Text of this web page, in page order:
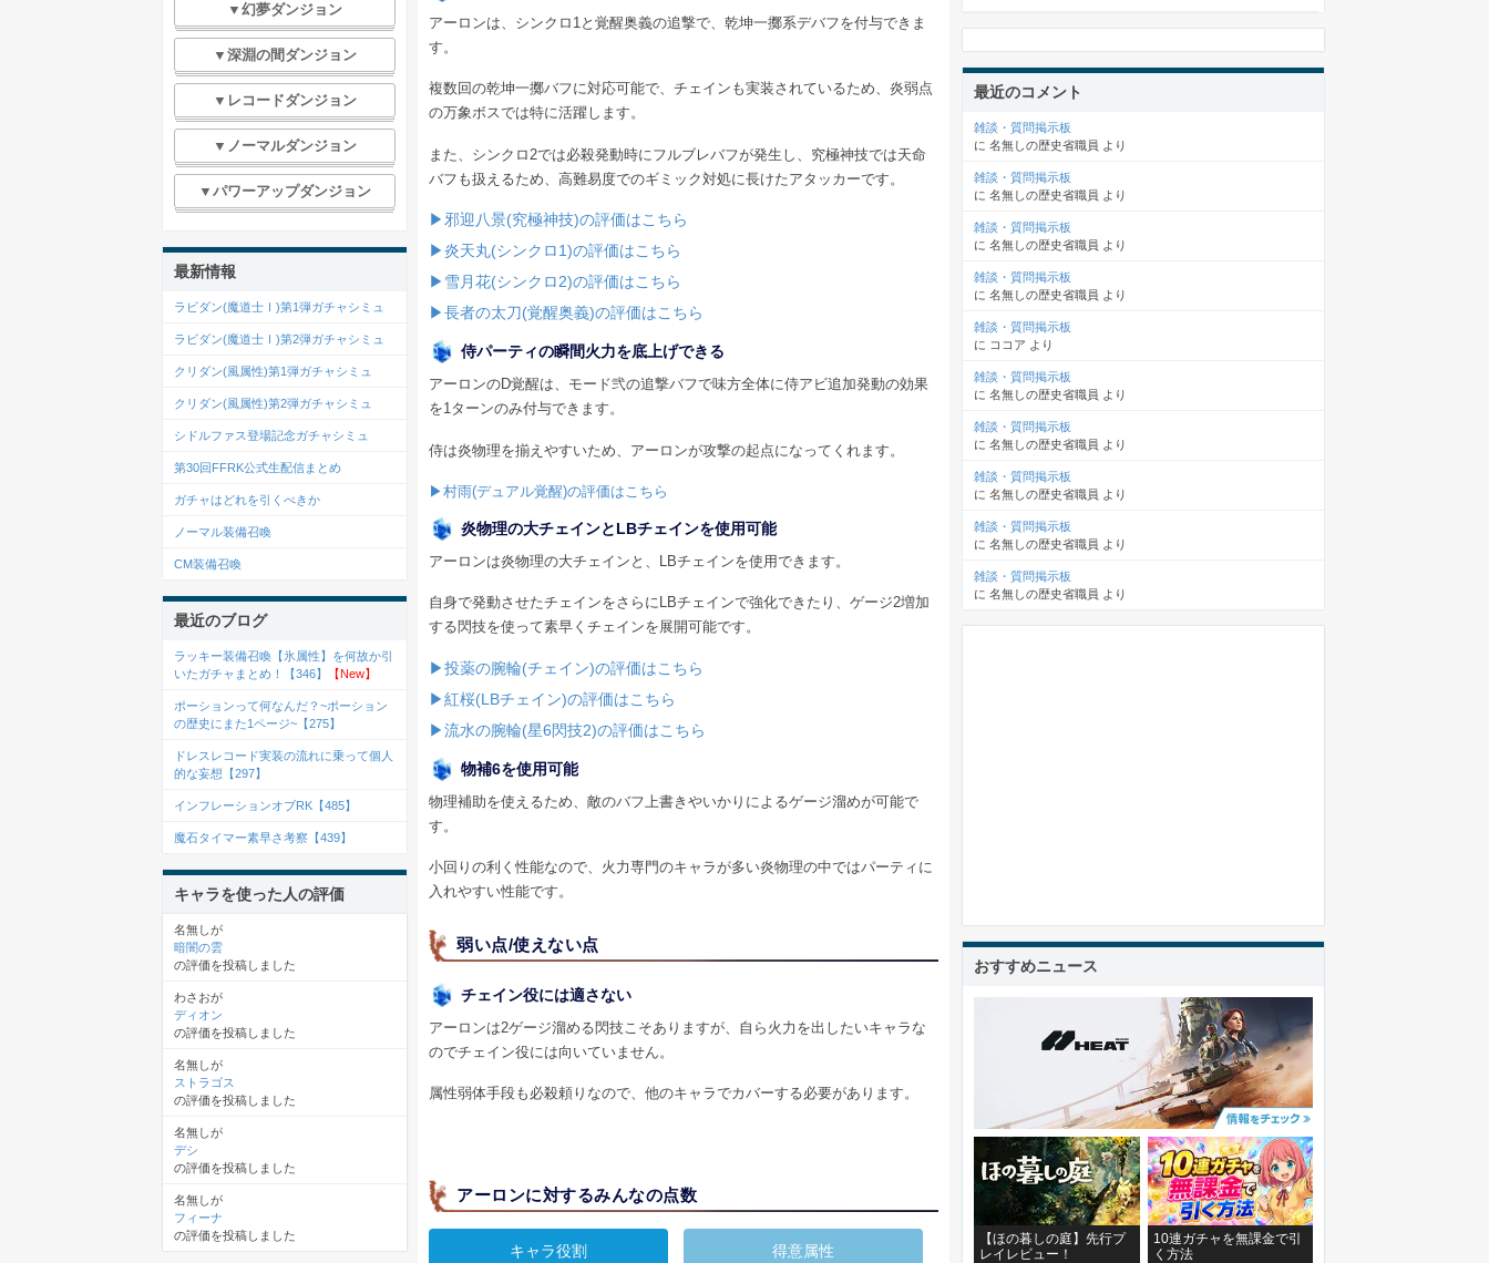
アーロンは、シンクロ1と覚醒奥義の追撃で、乾坤一擲系デバフを付与できま
す。
複数回の乾坤一擲バフに対応可能で、チェインも実装されているため、炎弱点
の万象ボスでは特に活躍します。
また、シンクロ2では必殺発動時にフルブレバフが発生し、究極神技では天命
バフも扱えるため、高難易度でのギミック対処に長けたアタッカーです。
▶邪迎八景(究極神技)の評価はこちら
▶炎天丸(シンクロ1)の評価はこちら
▶雪月花(シンクロ2)の評価はこちら
▶長者の太刀(覚醒奥義)の評価はこちら
侍パーティの瞬間火力を底上げできる
アーロンのD覚醒は、モード弐の追撃バフで味方全体に侍アビ追加発動の効果
を1ターンのみ付与できます。
侍は炎物理を揃えやすいため、アーロンが攻撃の起点になってくれます。
▶村雨(デュアル覚醒)の評価はこちら
炎物理の大チェインとLBチェインを使用可能
アーロンは炎物理の大チェインと、LBチェインを使用できます。
自身で発動させたチェインをさらにLBチェインで強化できたり、ゲージ2増加
する閃技を使って素早くチェインを展開可能です。
▶投薬の腕輪(チェイン)の評価はこちら
▶紅桜(LBチェイン)の評価はこちら
▶流水の腕輪(星6閃技2)の評価はこちら
物補6を使用可能
物理補助を使えるため、敵のバフ上書きやいかりによるゲージ溜めが可能で
す。
小回りの利く性能なので、火力専門のキャラが多い炎物理の中ではパーティに
入れやすい性能です。
弱い点/使えない点
チェイン役には適さない
アーロンは2ゲージ溜める閃技こそありますが、自ら火力を出したいキャラな
のでチェイン役には向いていません。
属性弱体手段も必殺頼りなので、他のキャラでカバーする必要があります。
アーロンに対するみんなの点数
キャラ役割 得意属性
▼幻夢ダンジョン
▼深淵の間ダンジョン
▼レコードダンジョン
▼ノーマルダンジョン
▼パワーアップダンジョン
最新情報
ラビダン(魔道士Ⅰ)第1弾ガチャシミュ
ラビダン(魔道士Ⅰ)第2弾ガチャシミュ
クリダン(風属性)第1弾ガチャシミュ
クリダン(風属性)第2弾ガチャシミュ
シドルファス登場記念ガチャシミュ
第30回FFRK公式生配信まとめ
ガチャはどれを引くべきか
ノーマル装備召喚
CM装備召喚
最近のブログ
ラッキー装備召喚【氷属性】を何故か引
いたガチャまとめ！【346】
【New】
ポーションって何なんだ？~ポーション
の歴史にまた1ページ~【275】
ドレスレコード実装の流れに乗って個人
的な妄想【297】
インフレーションオブRK【485】
魔石タイマー素早さ考察【439】
キャラを使った人の評価
名無しが
暗闇の雲
の評価を投稿しました
わさおが
ディオン
の評価を投稿しました
名無しが
ストラゴス
の評価を投稿しました
名無しが
デシ
の評価を投稿しました
名無しが
フィーナ
の評価を投稿しました
最近のコメント
雑談・質問掲示板
に 名無しの歴史省職員 より
雑談・質問掲示板
に 名無しの歴史省職員 より
雑談・質問掲示板
に 名無しの歴史省職員 より
雑談・質問掲示板
に 名無しの歴史省職員 より
雑談・質問掲示板
に ココア より
雑談・質問掲示板
に 名無しの歴史省職員 より
雑談・質問掲示板
に 名無しの歴史省職員 より
雑談・質問掲示板
に 名無しの歴史省職員 より
雑談・質問掲示板
に 名無しの歴史省職員 より
雑談・質問掲示板
に 名無しの歴史省職員 より
おすすめニュース
【ほの暮しの庭】先行プ
レイレビュー！
10連ガチャを無課金で引
く方法